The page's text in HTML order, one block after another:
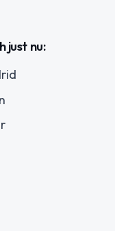
just nu: